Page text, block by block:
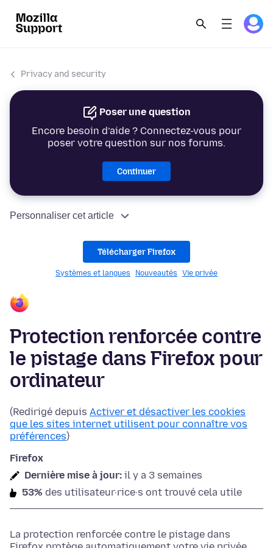
Privacy and security
Poser une question
Encore besoin d’aide ? Connectez-vous pour
poser votre question sur nos forums.
Continuer
Personnaliser cet article
Télécharger Firefox
Systèmes et langues Nouveautés Vie privée
Protection renforcée contre
le pistage dans Firefox pour
ordinateur
(Redirigé depuis Activer et désactiver les cookies
que les sites internet utilisent pour connaître vos
préférences)
Firefox
Dernière mise à jour: il y a 3 semaines
53% des utilisateur·rice·s ont trouvé cela utile
La protection renforcée contre le pistage dans